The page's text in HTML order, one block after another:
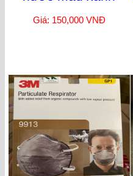
Giá: 150,000 VNĐ